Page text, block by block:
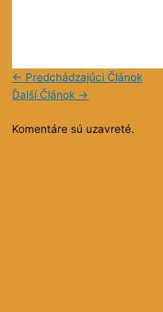
← Predchádzajúci Článok
Ďalší Článok →
Komentáre sú uzavreté.